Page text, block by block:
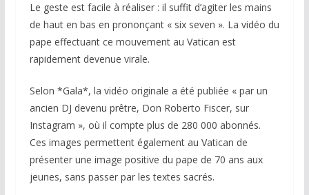
Le geste est facile à réaliser : il suffit d’agiter les mains
de haut en bas en prononçant « six seven ». La vidéo du
pape effectuant ce mouvement au Vatican est
rapidement devenue virale.
Selon *Gala*, la vidéo originale a été publiée « par un
ancien DJ devenu prêtre, Don Roberto Fiscer, sur
Instagram », où il compte plus de 280 000 abonnés.
Ces images permettent également au Vatican de
présenter une image positive du pape de 70 ans aux
jeunes, sans passer par les textes sacrés.